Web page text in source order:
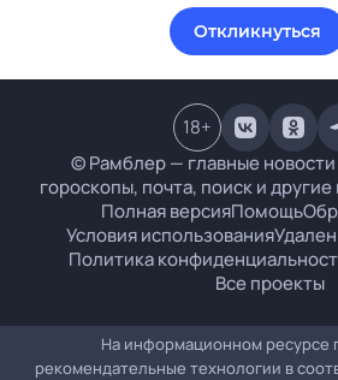
Откликнуться
© Рамблер — главные
гороскопы, почта, поиск и
Полная версияПомощь
Условия использования
Политика
Все проекты
18+
На информационном ресурсе
рекомендательные технологии в